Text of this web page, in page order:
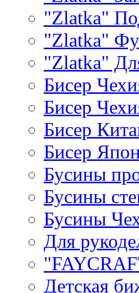
"Zlatka"
"Zlatka"
"Zlatka"
Бисер
Бисер
Бисер
Бисер
Бусины
Бусины
Бусины
Для
Детская